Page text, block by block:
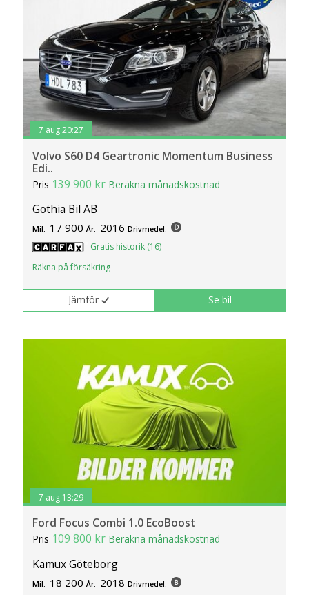
7 aug 20:27
Volvo S60 D4 Geartronic Momentum Business
Edi..
Pris 139 900 kr Beräkna månadskostnad
Gothia Bil AB
Mil: 17 900 År: 2016 Drivmedel:
Gratis historik (16)
Räkna på försäkring
Jämför Se bil
7 aug 13:29
Ford Focus Combi 1.0 EcoBoost
Pris 109 800 kr Beräkna månadskostnad
Kamux Göteborg
Mil: 18 200 År: 2018 Drivmedel: